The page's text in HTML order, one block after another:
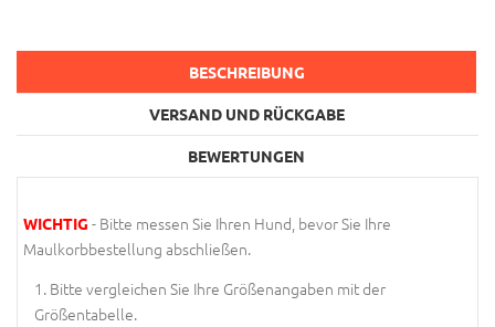
BESCHREIBUNG
VERSAND UND RÜCKGABE
BEWERTUNGEN
WICHTIG - Bitte messen Sie Ihren Hund, bevor Sie Ihre
Maulkorbbestellung abschließen.
Bitte vergleichen Sie Ihre Größenangaben mit der
Größentabelle.